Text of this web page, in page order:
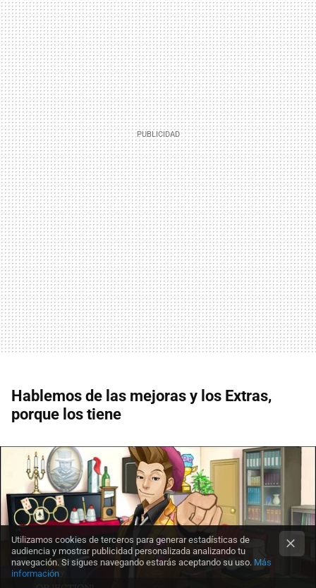
Hablemos de las mejoras y los Extras,
porque los tiene
Utilizamos cookies de terceros para generar estadísticas de
audiencia y mostrar publicidad personalizada analizando tu
navegación. Si sigues navegando estarás aceptando su uso. Más
información